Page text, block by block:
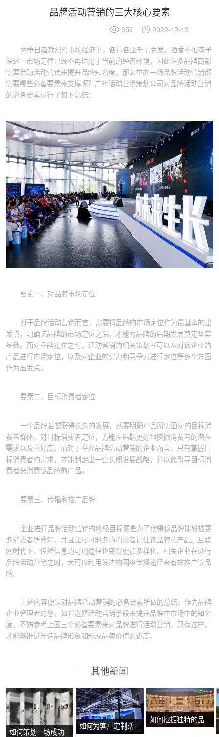
品牌活动营销的三大核心要素
356 2022-12-13
竞争日趋激烈的市场经济下，各行各业千帆竞发，酒香不怕巷子
深这一市场定律已经不再适用于当前的经济环境，因此许多品牌商都
需要借助活动营销来提升品牌知名度。那么举办一场品牌活动营销都
需要哪些必备要素来支撑呢？广州活动营销策划公司对品牌活动营销
的必备要素进行了如下总结：
要素一、对品牌市场定位
对于品牌活动营销而言，需要将品牌的市场定位作为最基本的出
发点，明确该品牌的市场定位之后，才能为品牌的后期发展奠定坚实
基础。而对品牌定位之时，活动营销的相关策划者可以从对该企业的
产品进行市场定位，以及对企业的实力和竞争力进行定位等多个方面
作为出发点。
要素二、目标消费者定位
一个品牌若想获得长久的发展，就要明确产品所需面对的目标消
费者群体，对目标消费者定位，方能在后期更好地挖掘消费者的潜在
需求以及喜好度。而对于举办品牌活动营销的企业而言，只有掌握目
标消费者的需求，才能制定出一套长期发展战略，并以此引导目标消
费者来消费该品牌的产品。
要素三、传播和推广品牌
企业进行品牌活动营销的终极目标便是为了使得该品牌能够被更
多消费者所熟知，并且让尽可能多的消费者记住该品牌的产品。互联
网时代下，传播信息的可用途径也变得更加多样化，相关企业在进行
品牌活动营销之时，大可以利用发达的网络传播途径来有效推广该品
牌。
上述内容便是对品牌活动营销的必备要素所做的总结。作为品牌
企业管理者的您，如若选择活动营销手段来提升品牌在市场中的知名
度，不妨参考上面三个必备要素来对品牌进行活动营销，只有这样，
才能够推进塑造品牌形象和形成品牌价值的进度。
其他新闻
如何策划一场成功
如何为客户定制活
如何挖掘独特的品